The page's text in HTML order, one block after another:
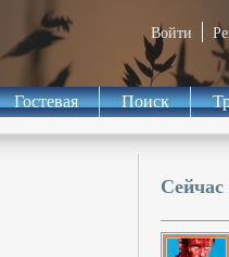
Войти
Гостевая Поиск
Сейчас